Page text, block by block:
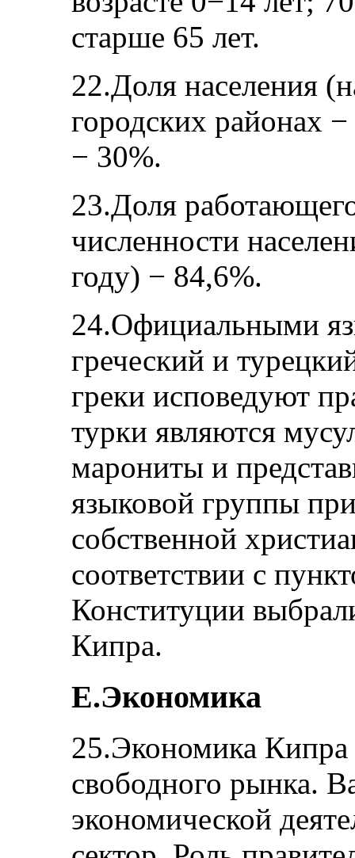
старше 65 лет.
22.Доля населения
городских районах
− 30%.
23.Доля
численности
году) − 84,6%.
24.Официальными
греческий и
греки исповедуют
турки являются
марониты и
языковой группы
собственной
соответствии с
Конституции
Кипра.
E.Экономика
25.Экономика Кипра
свободного рынка.
экономической